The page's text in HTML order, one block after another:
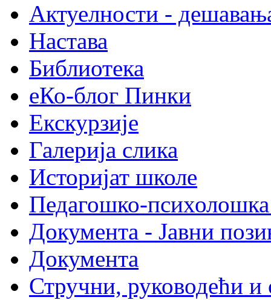
Актуелности -
Настава
Библиотека
еКо-блог Пинки
Екскурзије
Галерија слика
Историјат школе
Педагошко-психолошка
Документа - Јавни
Документа
Стручни, руководећи и